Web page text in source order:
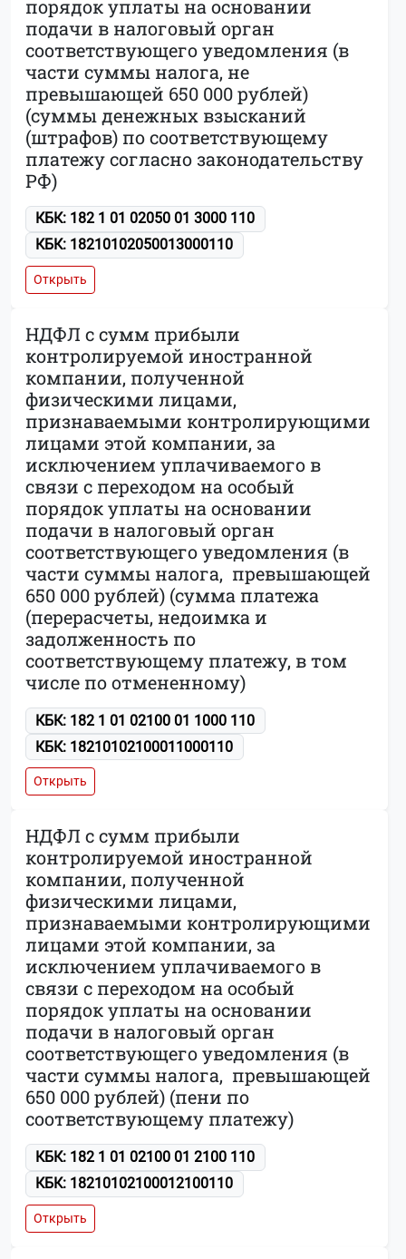
порядок уплаты на основании
подачи в налоговый орган
соответствующего уведомления (в
части суммы налога, не
превышающей 650 000 рублей)
(суммы денежных взысканий
(штрафов) по соответствующему
платежу согласно законодательству
РФ)
КБК: 182 1 01 02050 01 3000 110
КБК: 18210102050013000110
Открыть
НДФЛ с сумм прибыли
контролируемой иностранной
компании, полученной
физическими лицами,
признаваемыми контролирующими
лицами этой компании, за
исключением уплачиваемого в
связи с переходом на особый
порядок уплаты на основании
подачи в налоговый орган
соответствующего уведомления (в
части суммы налога, превышающей
650 000 рублей) (сумма платежа
(перерасчеты, недоимка и
задолженность по
соответствующему платежу, в том
числе по отмененному)
КБК: 182 1 01 02100 01 1000 110
КБК: 18210102100011000110
Открыть
НДФЛ с сумм прибыли
контролируемой иностранной
компании, полученной
физическими лицами,
признаваемыми контролирующими
лицами этой компании, за
исключением уплачиваемого в
связи с переходом на особый
порядок уплаты на основании
подачи в налоговый орган
соответствующего уведомления (в
части суммы налога, превышающей
650 000 рублей) (пени по
соответствующему платежу)
КБК: 182 1 01 02100 01 2100 110
КБК: 18210102100012100110
Открыть